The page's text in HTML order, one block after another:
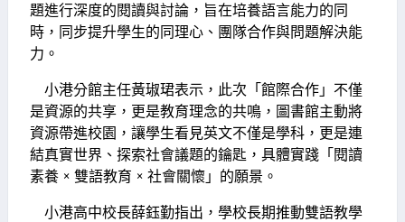
題進行深度的閱讀與討論，旨在培養語言能力的同
時，同步提升學生的同理心、團隊合作與問題解決能
力。
小港分館主任黃琡珺表示，此次「館際合作」不僅
是資源的共享，更是教育理念的共鳴，圖書館主動將
資源帶進校園，讓學生看見英文不僅是學科，更是連
結真實世界、探索社會議題的鑰匙，具體實踐「閱讀
素養 × 雙語教育 × 社會關懷」的願景。
小港高中校長薛鈺勤指出，學校長期推動雙語教學